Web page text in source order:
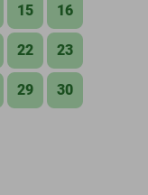
15 16
22 23
29 30